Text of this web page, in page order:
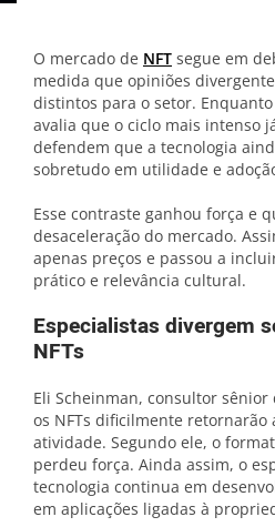
O mercado de NFT segue em
medida que opiniões
distintos para o setor.
avalia que o ciclo mais intenso
defendem que a tecnologia
sobretudo em utilidade e
Esse contraste ganhou força e
desaceleração do mercado.
apenas preços e passou a
prático e relevância cultural.
Especialistas divergem
NFTs
Eli Scheinman, consultor sênior
os NFTs dificilmente retornarão
atividade. Segundo ele, o
perdeu força. Ainda assim, o
tecnologia continua em
em aplicações ligadas à